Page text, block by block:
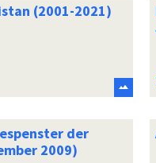
(2001-2021)
der
2009)